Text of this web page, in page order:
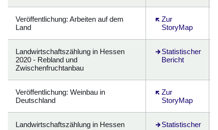
Veröffentlichung: Arbeiten auf dem
Land
Zur
StoryMap
Öffnet sich in
Landwirtschaftszählung in Hessen
2020 - Rebland und
Zwischenfruchtanbau
Statistischer
Bericht
Öffnet sich in
Veröffentlichung: Weinbau in
Deutschland
Zur
StoryMap
Öffnet sich in
Landwirtschaftszählung in Hessen
Statistischer
Öffnet sich in